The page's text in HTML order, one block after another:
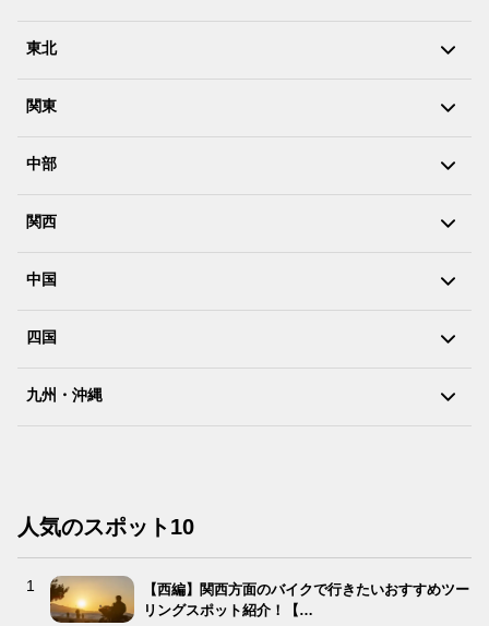
東北
関東
中部
関西
中国
四国
九州・沖縄
人気のスポット10
【西編】関西方面のバイクで行きたいおすすめツー
リングスポット紹介！【…